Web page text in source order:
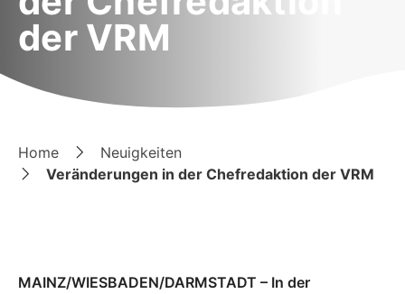
der VRM
Home
Neuigkeiten
Veränderungen in der Chefredaktion der VRM
MAINZ/WIESBADEN/DARMSTADT – In der